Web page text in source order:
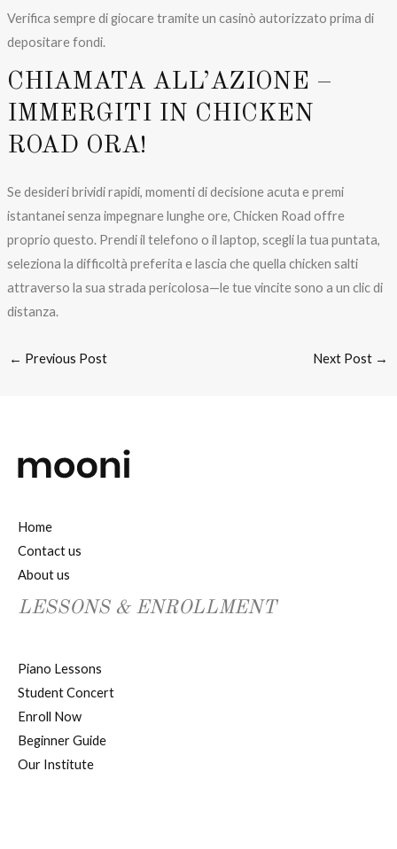
Verifica sempre di giocare tramite un casinò autorizzato prima di
depositare fondi.
CHIAMATA ALL’AZIONE –
IMMERGITI IN CHICKEN
ROAD ORA!
Se desideri brividi rapidi, momenti di decisione acuta e premi
istantanei senza impegnare lunghe ore, Chicken Road offre
proprio questo. Prendi il telefono o il laptop, scegli la tua puntata,
seleziona la difficoltà preferita e lascia che quella chicken salti
attraverso la sua strada pericolosa—le tue vincite sono a un clic di
distanza.
← Previous Post Next Post →
Home
Contact us
About us
LESSONS & ENROLLMENT
Piano Lessons
Student Concert
Enroll Now
Beginner Guide
Our Institute